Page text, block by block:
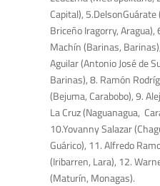
Capital), 5.DelsonGuárate
Briceño Iragorry, Aragua),
Machín (Barinas,
Aguilar (Antonio José de
Barinas), 8. Ramón
(Bejuma, Carabobo), 9.
La Cruz (Naguanagua,
10.Yovanny Salazar
Guárico), 11. Alfredo
(Iribarren, Lara), 12.
(Maturín, Monagas).